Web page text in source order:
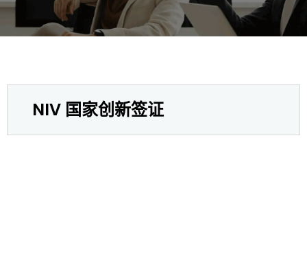
NIV 国家创新签证